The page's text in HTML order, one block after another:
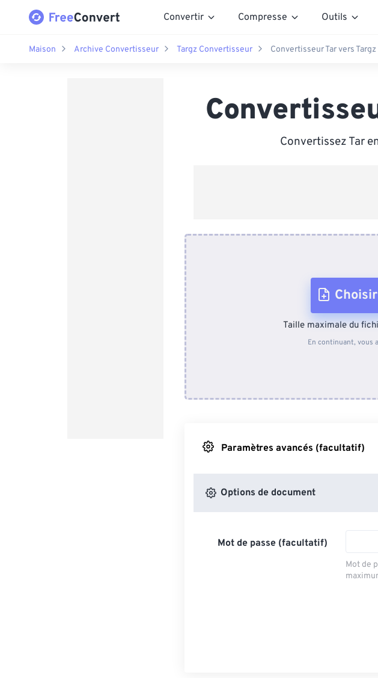
Convertir Compresse Outils
Maison Archive Convertisseur Targz Convertisseur Convertisseur Tar vers Targz
Convertissez Tar
Taille maximale du
En continuant, vous
Paramètres avancés (facultatif)
Options de document
Mot de passe (facultatif)
Mot de